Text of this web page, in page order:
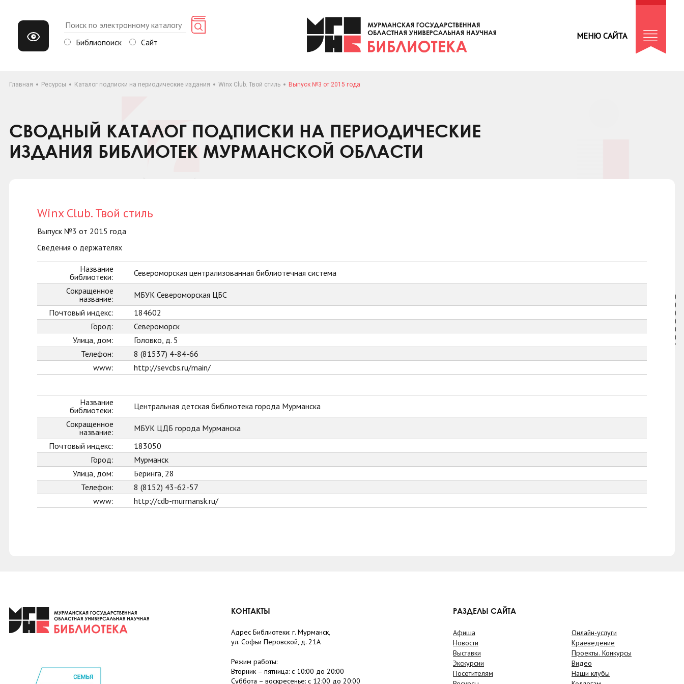
Библиопоиск Сайт
МЕНЮ САЙТА
Главная Ресурсы Каталог подписки на периодические издания Winx Club. Твой стиль Выпуск №3 от 2015 года
СВОДНЫЙ КАТАЛОГ ПОДПИСКИ НА ПЕРИОДИЧЕСКИЕ
ИЗДАНИЯ БИБЛИОТЕК МУРМАНСКОЙ ОБЛАСТИ
Winx Club. Твой стиль
Выпуск №3 от 2015 года
Сведения о держателях
Название
библиотеки:
Североморская централизованная библиотечная система
Сокращенное
название:
МБУК Североморская ЦБС
Почтовый индекс:
184602
Город:
Североморск
Улица, дом:
Головко, д. 5
Телефон:
8 (81537) 4-84-66
www:
http://sevcbs.ru/main/
Название
библиотеки:
Центральная детская библиотека города Мурманска
Сокращенное
название:
МБУК ЦДБ города Мурманска
Почтовый индекс:
183050
Город:
Мурманск
Улица, дом:
Беринга, 28
Телефон:
8 (8152) 43-62-57
www:
http://cdb-murmansk.ru/
КОНТАКТЫ
Адрес Библиотеки: г. Мурманск,
ул. Софьи Перовской, д. 21А
Режим работы:
Вторник – пятница: с 10:00 до 20:00
Суббота – воскресенье: c 12:00 до 20:00
РАЗДЕЛЫ САЙТА
Афиша
Новости
Выставки
Экскурсии
Посетителям
Онлайн-услуги
Краеведение
Проекты. Конкурсы
Видео
Наши клубы